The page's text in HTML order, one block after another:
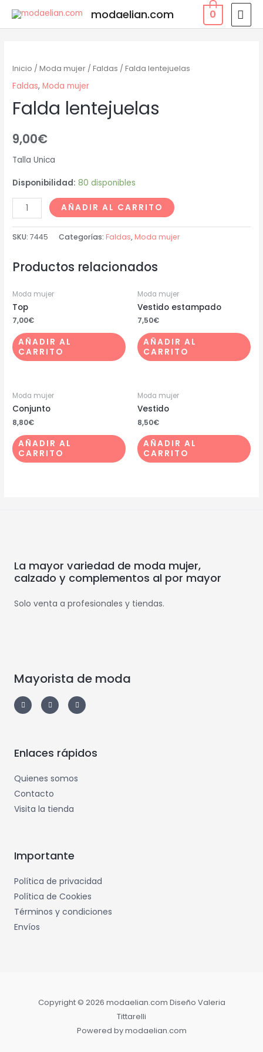
modaelian.com 0
Inicio /Moda mujer /Faldas / Falda lentejuelas
Faldas,Moda mujer
Falda lentejuelas
9,00€
Talla Unica
Disponibilidad: 80 disponibles
AÑADIR AL CARRITO
SKU:7445 Categorías: Faldas, Moda mujer
Productos relacionados
Moda mujer
Top
7,00€
AÑADIR AL
CARRITO
Moda mujer
Vestido estampado
7,50€
AÑADIR AL
CARRITO
Moda mujer
Conjunto
8,80€
AÑADIR AL
CARRITO
Moda mujer
Vestido
8,50€
AÑADIR AL
CARRITO
La mayor variedad de moda mujer,
calzado y complementos al por mayor
Solo venta a profesionales y tiendas.
Mayorista de moda
Enlaces rápidos
Quienes somos
Contacto
Visita la tienda
Importante
Política de privacidad
Política de Cookies
Términos y condiciones
Envíos
Copyright © 2026 modaelian.com Diseño Valeria
Tittarelli
Powered by modaelian.com